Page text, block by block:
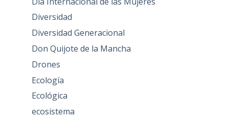
Diversidad
Diversidad Generacional
Don Quijote de la Mancha
Drones
Ecología
Ecológica
ecosistema